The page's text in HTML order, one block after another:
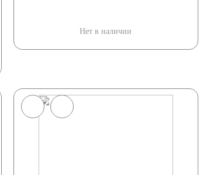
Нет в наличии